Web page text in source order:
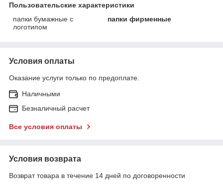
Пользовательские характеристики
папки бумажные с
логотипом
папки фирменные
Условия оплаты
Оказание услуги только по предоплате.
Наличными
Безналичный расчет
Все условия оплаты
Условия возврата
Возврат товара в течение 14 дней по договоренности